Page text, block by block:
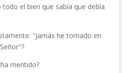
todo el bien que sabía que debía
"Jamás he tornado en
mentido?